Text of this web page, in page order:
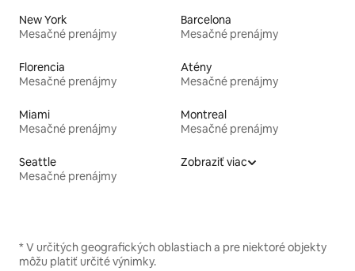
New York
Mesačné prenájmy
Barcelona
Mesačné prenájmy
Florencia
Mesačné prenájmy
Atény
Mesačné prenájmy
Miami
Mesačné prenájmy
Montreal
Mesačné prenájmy
Seattle
Mesačné prenájmy
Zobraziť viac
* V určitých geografických oblastiach a pre niektoré objekty
môžu platiť určité výnimky.